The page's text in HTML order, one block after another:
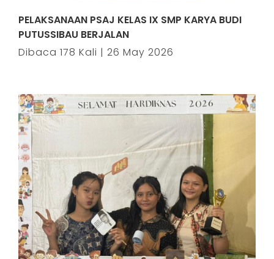
PELAKSANAAN PSAJ KELAS IX SMP KARYA BUDI
PUTUSSIBAU BERJALAN
Dibaca 178 Kali | 26 May 2026